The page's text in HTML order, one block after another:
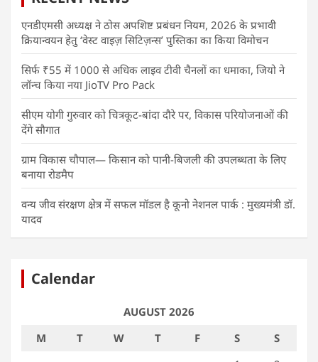
एनडीएमसी अध्यक्ष ने ठोस अपशिष्ट प्रबंधन नियम, 2026 के प्रभावी
क्रियान्वयन हेतु ‘वेस्ट वाइज़ सिटिज़न्स’ पुस्तिका का किया विमोचन
सिर्फ ₹55 में 1000 से अधिक लाइव टीवी चैनलों का धमाका, जियो ने
लॉन्च किया नया JioTV Pro Pack
सीएम योगी गुरुवार को चित्रकूट-बांदा दौरे पर, विकास परियोजनाओं की
देंगे सौगात
ग्राम विकास चौपाल— किसान को पानी-बिजली की उपलब्धता के लिए
बनाया रोडमैप
वन्य जीव संरक्षण क्षेत्र में सफल मॉडल है कूनो नेशनल पार्क : मुख्यमंत्री डॉ.
यादव
Calendar
AUGUST 2026
M
T W T F S
S